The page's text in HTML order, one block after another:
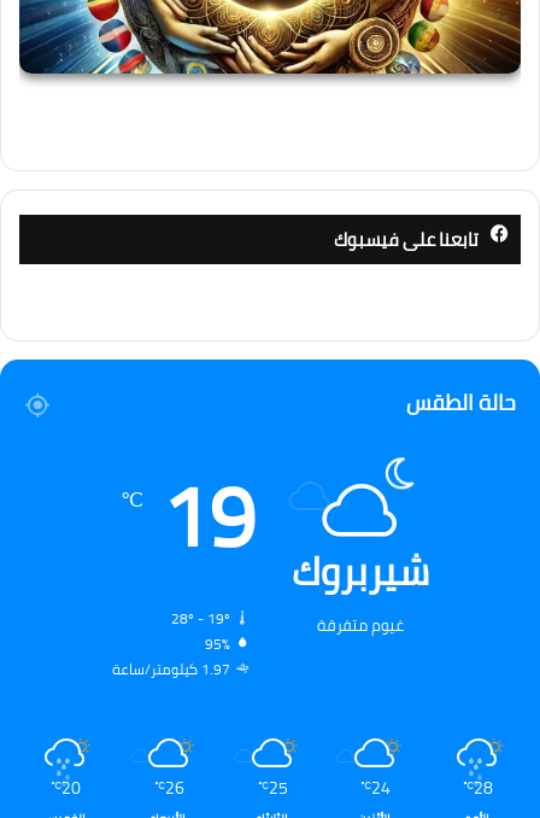
تابعنا على فيسبوك
حالة الطقس
شيربروك
غيوم متفرقة
19
℃
95%
1.97 كيلومتر/ساعة
28
℃
24
℃
25
℃
26
℃
20
℃